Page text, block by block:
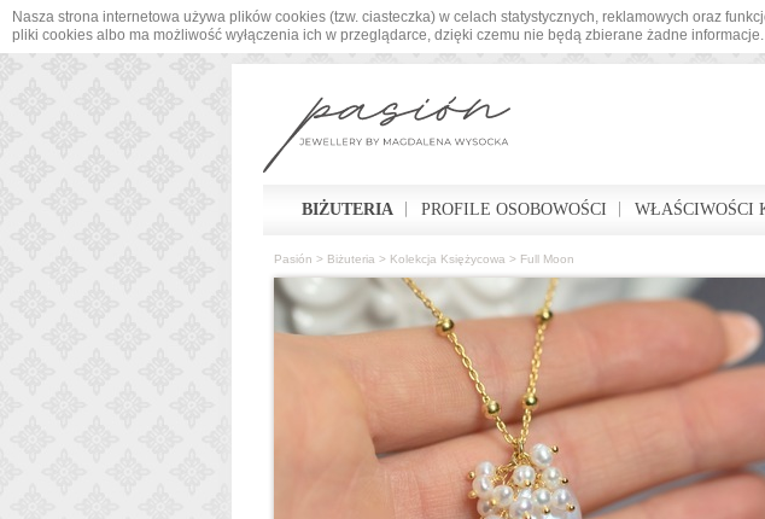
Nasza strona internetowa używa plików cookies (tzw. ciasteczka) w celach statystycznych, reklamowych oraz
pliki cookies albo ma możliwość wyłączenia ich w przeglądarce, dzięki czemu nie będą zbierane żadne informacje.
BIŻUTERIA PROFILE OSOBOWOŚCI WŁAŚCIWOŚCI
Pasión > Biżuteria > Kolekcja Księżycowa > Full Moon